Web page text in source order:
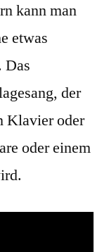
kann man
etwas
Das
der
Klavier oder
oder einem